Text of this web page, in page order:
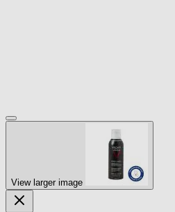
View larger image